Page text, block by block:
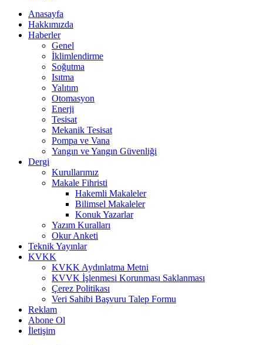
Anasayfa
Hakkımızda
Haberler
Genel
İklimlendirme
Soğutma
Isıtma
Yalıtım
Otomasyon
Enerji
Tesisat
Mekanik Tesisat
Pompa ve Vana
Yangın ve Yangın Güvenliği
Dergi
Kurullarımız
Makale Fihristi
Hakemli Makaleler
Bilimsel Makaleler
Konuk Yazarlar
Yazım Kuralları
Okur Anketi
Teknik Yayınlar
KVKK
KVKK Aydınlatma Metni
KVVK İşlenmesi Korunması Saklanması
Çerez Politikası
Veri Sahibi Başvuru Talep Formu
Reklam
Abone Ol
İletişim